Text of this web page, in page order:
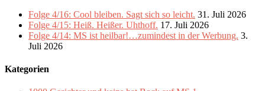
Folge 4/16: Cool bleiben. Sagt sich so leicht. 31. Juli 2026
Folge 4/15: Heiß. Heißer. Uhthoff. 17. Juli 2026
Folge 4/14: MS ist heilbar!…zumindest in der Werbung. 3.
Juli 2026
Kategorien